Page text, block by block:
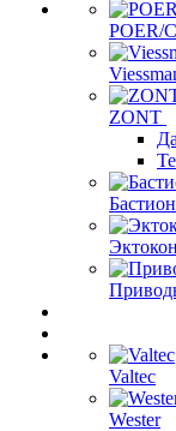
POER/
ZONT
Бастион
Valtec
Wester